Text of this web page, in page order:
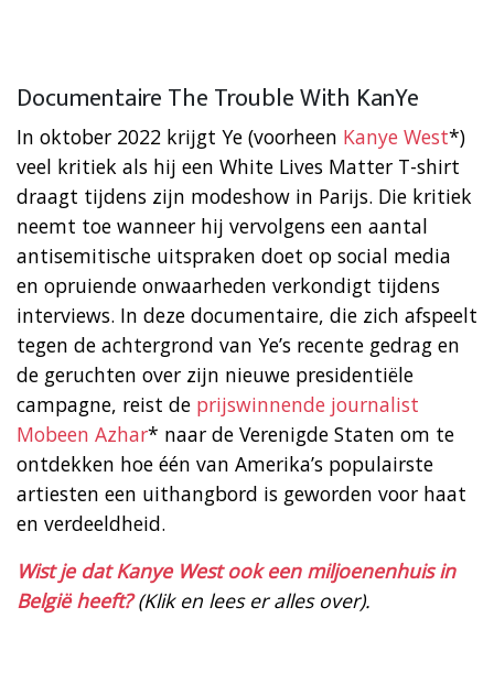
Documentaire The Trouble With KanYe
In oktober 2022 krijgt Ye (voorheen Kanye West*)
veel kritiek als hij een White Lives Matter T-shirt
draagt tijdens zijn modeshow in Parijs. Die kritiek
neemt toe wanneer hij vervolgens een aantal
antisemitische uitspraken doet op social media
en opruiende onwaarheden verkondigt tijdens
interviews. In deze documentaire, die zich afspeelt
tegen de achtergrond van Ye’s recente gedrag en
de geruchten over zijn nieuwe presidentiële
campagne, reist de prijswinnende journalist
Mobeen Azhar* naar de Verenigde Staten om te
ontdekken hoe één van Amerika’s populairste
artiesten een uithangbord is geworden voor haat
en verdeeldheid.
Wist je dat Kanye West ook een miljoenenhuis in
België heeft?(Klik en lees er alles over).